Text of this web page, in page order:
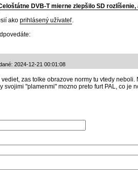
DVB-T mierne zlepšilo SD
ako prihlásený užívateľ.
2024-12-21 00:01:08
vediet, zas tolke obrazove normy tu vtedy neboli.
svojimi "plamenmi" mozno preto furt PAL, co je